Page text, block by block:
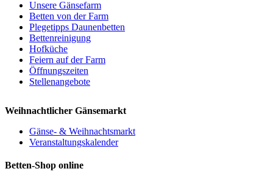
Unsere Gänsefarm
Betten von der Farm
Plegetipps Daunenbetten
Bettenreinigung
Hofküche
Feiern auf der Farm
Öffnungszeiten
Stellenangebote
Weihnachtlicher Gänsemarkt
Gänse- & Weihnachtsmarkt
Veranstaltungskalender
Betten-Shop online